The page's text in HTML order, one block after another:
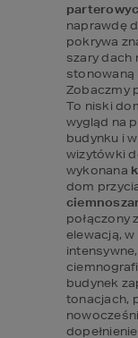
naprawdę
pokrywa
szary dach
stonowaną
Zobaczmy
To niski
wygląd na
budynku i
wizytówki
wykonana
dom
połączony
elewacją,
budynek
tonacjach,